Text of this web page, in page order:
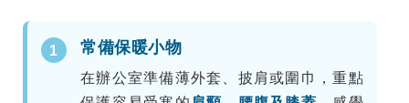
1 常備保暖小物
在辦公室準備薄外套、披肩或圍巾，重點